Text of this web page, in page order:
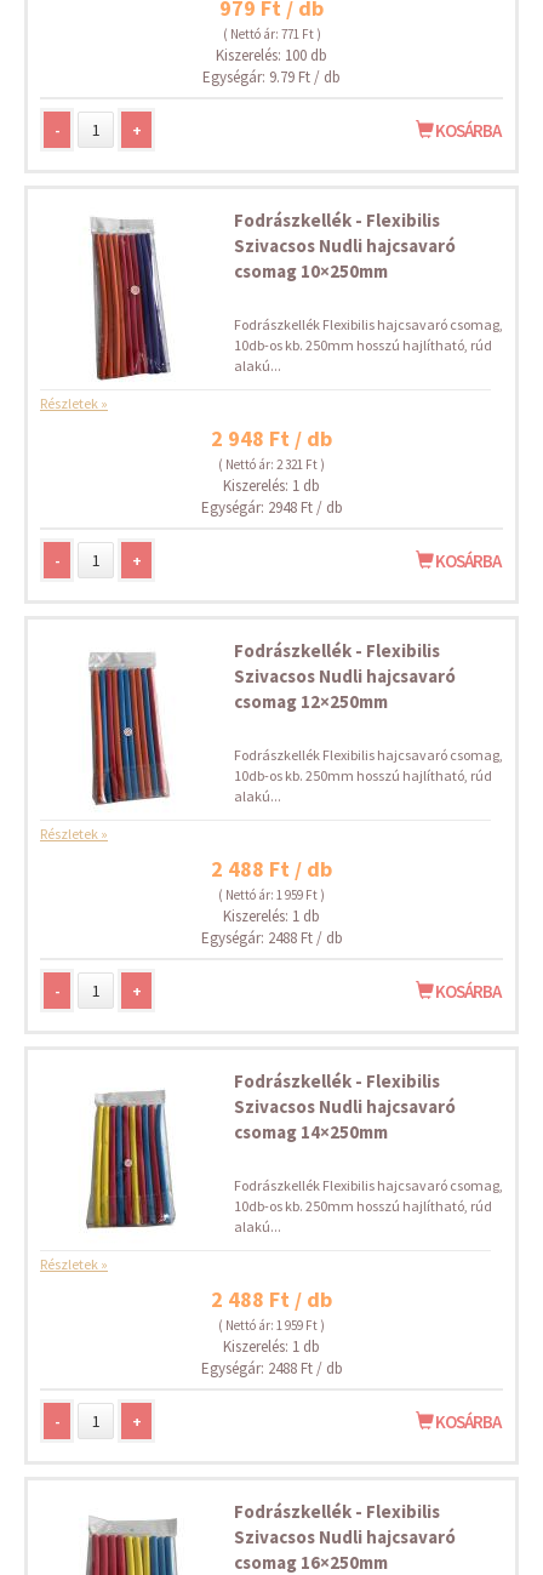
979 Ft / db
( Nettó ár: 771 Ft )
Kiszerelés: 100 db
Egységár: 9.79 Ft / db
- + KOSÁRBA
Fodrászkellék - Flexibilis
Szivacsos Nudli hajcsavaró
csomag 10×250mm
Fodrászkellék Flexibilis hajcsavaró csomag,
10db-os kb. 250mm hosszú hajlítható, rúd
alakú...
Részletek »
2 948 Ft / db
( Nettó ár: 2 321 Ft )
Kiszerelés: 1 db
Egységár: 2948 Ft / db
- + KOSÁRBA
Fodrászkellék - Flexibilis
Szivacsos Nudli hajcsavaró
csomag 12×250mm
Fodrászkellék Flexibilis hajcsavaró csomag,
10db-os kb. 250mm hosszú hajlítható, rúd
alakú...
Részletek »
2 488 Ft / db
( Nettó ár: 1 959 Ft )
Kiszerelés: 1 db
Egységár: 2488 Ft / db
- + KOSÁRBA
Fodrászkellék - Flexibilis
Szivacsos Nudli hajcsavaró
csomag 14×250mm
Fodrászkellék Flexibilis hajcsavaró csomag,
10db-os kb. 250mm hosszú hajlítható, rúd
alakú...
Részletek »
2 488 Ft / db
( Nettó ár: 1 959 Ft )
Kiszerelés: 1 db
Egységár: 2488 Ft / db
- + KOSÁRBA
Fodrászkellék - Flexibilis
Szivacsos Nudli hajcsavaró
csomag 16×250mm